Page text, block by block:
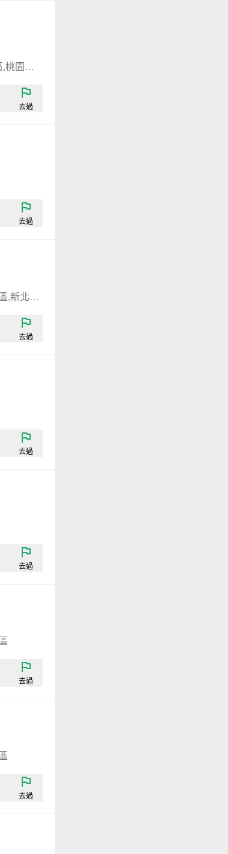
新北市烏來區,新北市三峽區,桃園市復興區
去過
去過
臺北市士林區,臺北市北投區,新北市萬里區,新北市淡水區,新北市三芝區
去過
去過
去過
去過
去過